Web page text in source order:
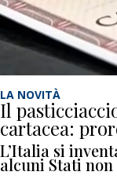
LA NOVITÀ
Il
cartacea:
L’Italia si
alcuni Stati